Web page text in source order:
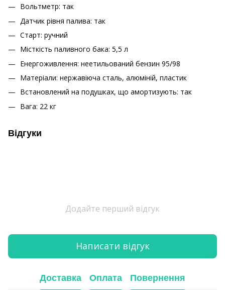
Вольтметр: так
Датчик рівня палива: так
Старт: ручний
Місткість паливного бака: 5,5 л
Енергоживлення: неетильований бензин 95/98
Матеріали: нержавіюча сталь, алюміній, пластик
Встановлений на подушках, що амортизують: так
Вага: 22 кг
Відгуки
Додайте перший відгук
Написати відгук
Доставка Оплата Повернення